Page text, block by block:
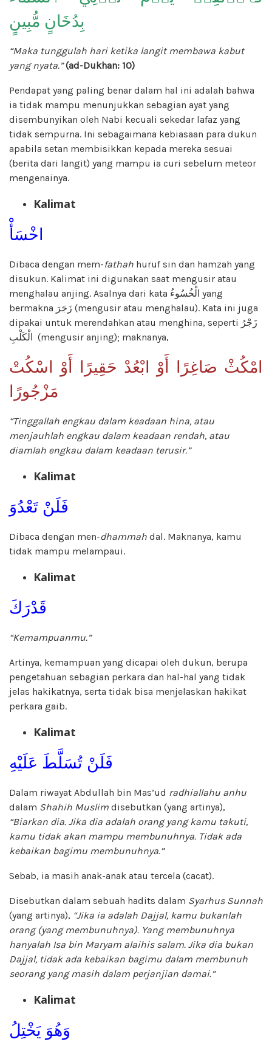
بِدُخَانٍ مُّبِينٍ
“Maka tunggulah hari ketika langit membawa kabut
yang nyata.” (ad-Dukhan: 10)
Pendapat yang paling benar dalam hal ini adalah bahwa
ia tidak mampu menunjukkan sebagian ayat yang
disembunyikan oleh Nabi kecuali sekedar lafaz yang
tidak sempurna. Ini sebagaimana kebiasaan para dukun
apabila setan membisikkan kepada mereka sesuai
(berita dari langit) yang mampu ia curi sebelum meteor
mengenainya.
Kalimat
اخْسَأْ
Dibaca dengan mem-fathah huruf sin dan hamzah yang
disukun. Kalimat ini digunakan saat mengusir atau
menghalau anjing. Asalnya dari kata الْخُسُوءُ yang
bermakna زَجَرَ (mengusir atau menghalau). Kata ini juga
dipakai untuk merendahkan atau menghina, seperti زَجْرُ
الْكَلْبِ (mengusir anjing); maknanya,
امْكُثْ صَاغِرًا أَوْ ابْعُدْ حَقِيرًا أَوْ اسْكُتْ
مَزْجُورًا
“Tinggallah engkau dalam keadaan hina, atau
menjauhlah engkau dalam keadaan rendah, atau
diamlah engkau dalam keadaan terusir.”
Kalimat
فَلَنْ تَعْدُوَ
Dibaca dengan men-dhammah dal. Maknanya, kamu
tidak mampu melampaui.
Kalimat
قَدْرَكَ
“Kemampuanmu.”
Artinya, kemampuan yang dicapai oleh dukun, berupa
pengetahuan sebagian perkara dan hal-hal yang tidak
jelas hakikatnya, serta tidak bisa menjelaskan hakikat
perkara gaib.
Kalimat
فَلَنْ تُسَلَّطَ عَلَيْهِ
Dalam riwayat Abdullah bin Mas’ud radhiallahu anhu
dalam Shahih Muslim disebutkan (yang artinya),
“Biarkan dia. Jika dia adalah orang yang kamu takuti,
kamu tidak akan mampu membunuhnya. Tidak ada
kebaikan bagimu membunuhnya.”
Sebab, ia masih anak-anak atau tercela (cacat).
Disebutkan dalam sebuah hadits dalam Syarhus Sunnah
(yang artinya), “Jika ia adalah Dajjal, kamu bukanlah
orang (yang membunuhnya). Yang membunuhnya
hanyalah Isa bin Maryam alaihis salam. Jika dia bukan
Dajjal, tidak ada kebaikan bagimu dalam membunuh
seorang yang masih dalam perjanjian damai.”
Kalimat
وَهُوَ يَخْتِلُ